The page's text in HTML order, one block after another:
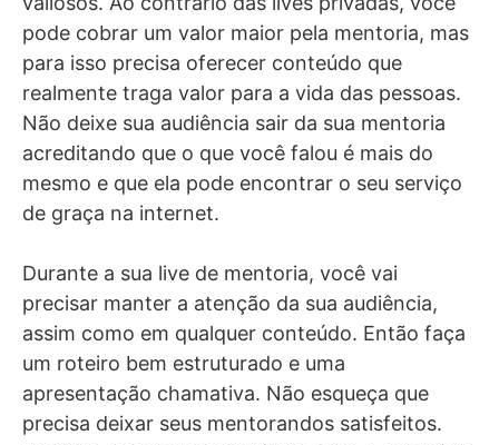
pode cobrar um valor maior pela mentoria, mas
para isso precisa oferecer conteúdo que
realmente traga valor para a vida das pessoas.
Não deixe sua audiência sair da sua mentoria
acreditando que o que você falou é mais do
mesmo e que ela pode encontrar o seu serviço
de graça na internet.
Durante a sua live de mentoria, você vai
precisar manter a atenção da sua audiência,
assim como em qualquer conteúdo. Então faça
um roteiro bem estruturado e uma
apresentação chamativa. Não esqueça que
precisa deixar seus mentorandos satisfeitos.